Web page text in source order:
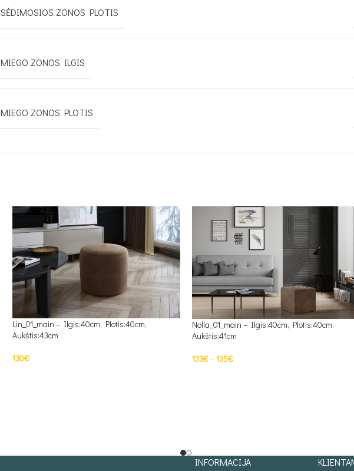
SĖDIMOSIOS ZONOS PLOTIS
MIEGO ZONOS ILGIS
MIEGO ZONOS PLOTIS
Lin_01_main – Ilgis:40cm, Plotis:40cm,
Aukštis:43cm
130€
Nolla_01_main – Ilgis:40cm, Plotis:40cm,
Aukštis:41cm
133€–135€
INFORMACIJA